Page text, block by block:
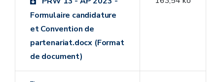
Formulaire candidature
et Convention de
partenariat.docx (Format
de document)